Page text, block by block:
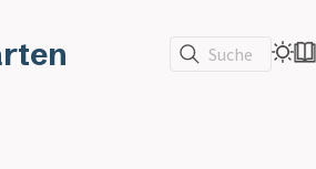
Suche